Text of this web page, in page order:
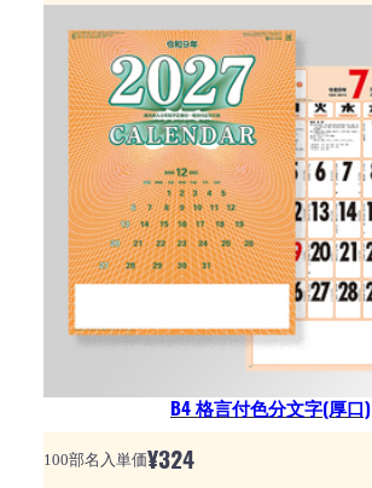
B4 格言付色分文字(厚口)
100部名入単価¥324